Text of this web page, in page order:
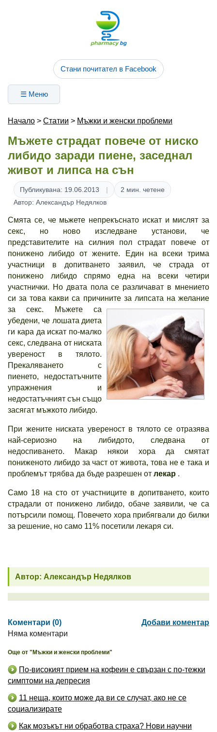
Стани почитател в Facebook
☰ Меню
Начало > Статии > Мъжки и женски проблеми
Мъжете страдат повече от ниско
либидо заради пиене, заседнал
живот и липса на сън
Публикувана: 19.06.2013
2 мин. четене
Автор: Александър Недялков
Смята се, че мьжете непрекъснато искат и мислят за
секс, но ново изследване установи, че
представителите на силния пол страдат повече от
понижено либидо от жените. Един на всеки трима
участници в допитването заявил, че страда от
понижено либидо спрямо една на всеки четири
участнички. Но двата пола се различават в мнението
си за това какви са причините за липсата на желание
за секс.
Мъжете са
убедени, че лошата диета
ги кара да искат по-малко
секс, следвана от ниската
увереност в тялото.
Прекаляването с
пиенето, недостатъчните
упражнения и
недостатъчният сън също
засягат мъжкото либидо.
При жените ниската увереност в тялото се отразява
най-сериозно на либидото, следвана от
недоспиването. Макар някои хора да смятат
пониженото либидо за част от живота, това не е така и
проблемът трябва да бъде разрешен от лекар .
Само 18 на сто от участниците в допитването, които
страдали от понижено либидо, обаче заявили, че са
потърсили помощ. Повечето хора прибягвали до билки
за решение, но само 11% посетили лекаря си.
Автор: Александър Недялков
Коментари (0)
Добави коментар
Няма коментари
Още от "Мъжки и женски проблеми"
По-високият прием на кофеин е свързан с по-тежки
симптоми на депресия
11 неща, които може да ви се случат, ако не се
социализирате
Как мозъкът ни обработва страха? Нови научни